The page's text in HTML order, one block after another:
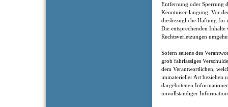
Entfernung oder Sperrung
Kenntniser-langung. Vor
diesbezügliche Haftung für
Die entsprechenden Inhalte
Rechtsverletzungen
Sofern seitens des
grob fahrlässiges
dem Verantwortlichen,
immaterieller Art beziehen
dargebotenen
unvollständiger